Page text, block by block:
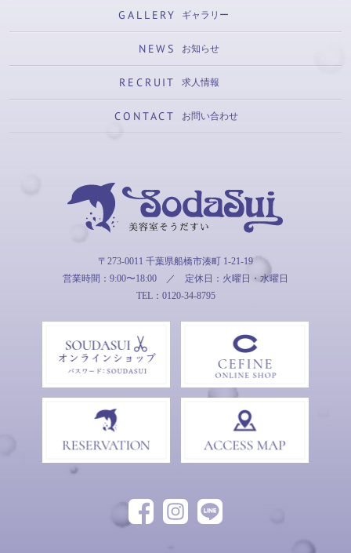
GALLERY ギャラリー
NEWS お知らせ
RECRUIT 求人情報
CONTACT お問い合わせ
そうだすい
〒273-0011 千葉県船橋市湊町 1-21-19
営業時間：9:00〜18:00 ／ 定休日：火曜日・水曜日
TEL：0120-34-8795